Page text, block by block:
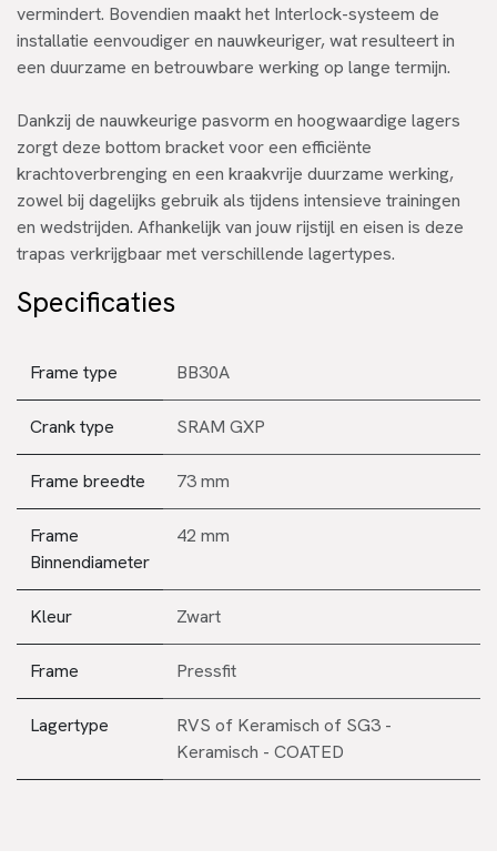
vermindert. Bovendien maakt het Interlock-systeem de
installatie eenvoudiger en nauwkeuriger, wat resulteert in
een duurzame en betrouwbare werking op lange termijn.
Dankzij de nauwkeurige pasvorm en hoogwaardige lagers
zorgt deze bottom bracket voor een efficiënte
krachtoverbrenging en een kraakvrije duurzame werking,
zowel bij dagelijks gebruik als tijdens intensieve trainingen
en wedstrijden. Afhankelijk van jouw rijstijl en eisen is deze
trapas verkrijgbaar met verschillende lagertypes.
Specificaties
Frame type BB30A
Crank type SRAM GXP
Frame breedte 73 mm
Frame
Binnendiameter
42 mm
Kleur Zwart
Frame Pressfit
Lagertype RVS of Keramisch of SG3 -
Keramisch - COATED